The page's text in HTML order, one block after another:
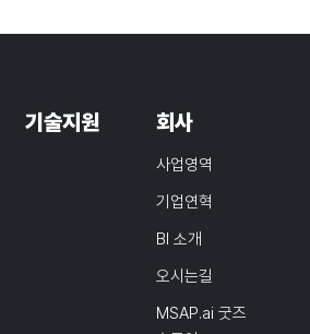
기술지원 회사
사업영역
기업연혁
BI 소개
오시는길
MSAP.ai 굿즈